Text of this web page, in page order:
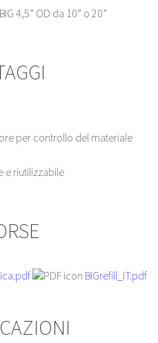
4,5” OD da 10” o 20”
per controllo del materiale
e riutilizzabile
BIGrefill_IT.pdf